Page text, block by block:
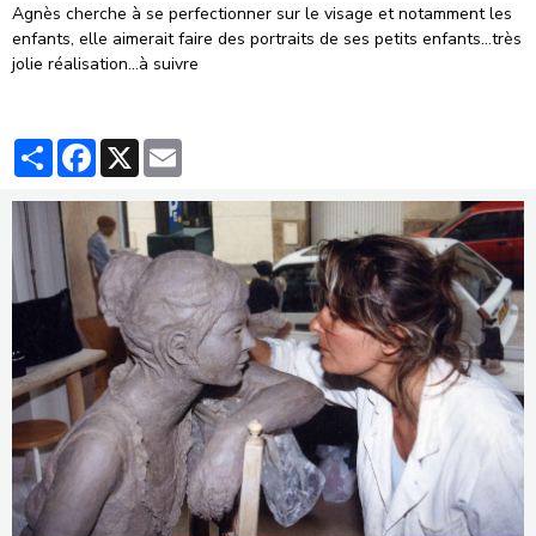
Agnès cherche à se perfectionner sur le visage et notamment les
enfants, elle aimerait faire des portraits de ses petits enfants...très
jolie réalisation...à suivre
PartagerFacebook
X